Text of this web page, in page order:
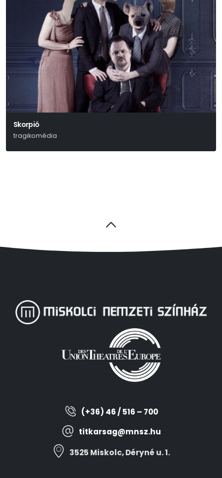
Skorpió
tragikomédia
(+36) 46 / 516 – 700
titkarsag@mnsz.hu
3525 Miskolc, Déryné u. 1.